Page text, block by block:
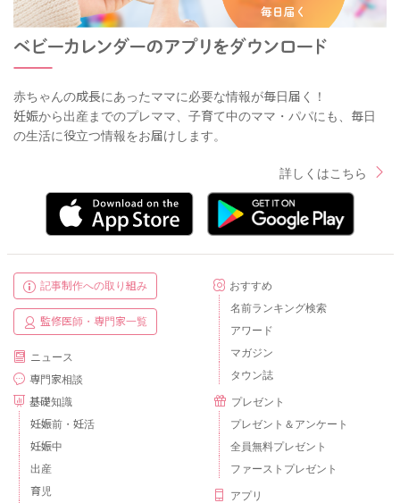
赤ちゃんの成長にあったママに必要な情報が毎日届く！
妊娠から出産までのプレママ、子育て中のママ・パパにも、毎日
の生活に役立つ情報をお届けします。
詳しくはこちら
記事制作への取り組み
監修医師・専門家一覧
ニュース
専門家相談
基礎知識
妊娠前・妊活
妊娠中
出産
育児
おすすめ
名前ランキング検索
アワード
マガジン
タウン誌
プレゼント
プレゼント＆アンケート
全員無料プレゼント
ファーストプレゼント
アプリ